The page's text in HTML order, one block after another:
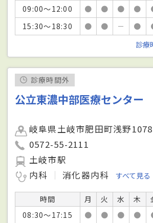
09:00～12:00
● ● ● ●
15:30～18:30
● ● － ●
診療
診療時間外
公立東濃中部医療センター
岐阜県土岐市肥田町浅野
0572-55-2111
土岐市駅
内科
消化器内科 すべて見る
時間 月 火 水 木
08:30～17:15
● ● ● ●